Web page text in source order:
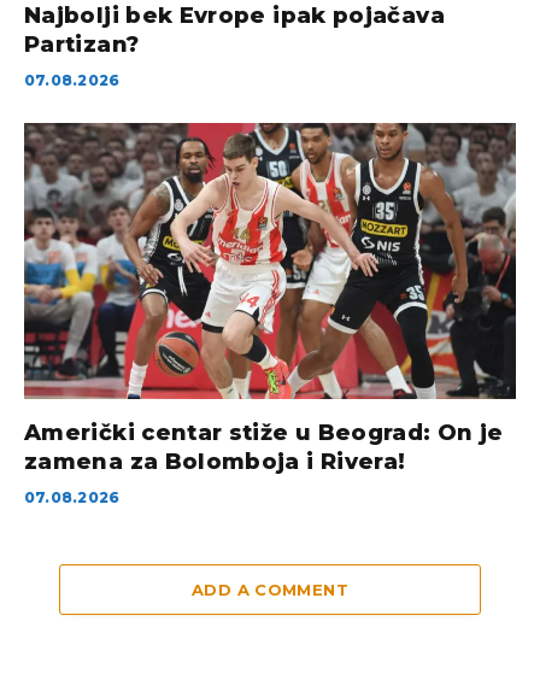
Najbolji bek Evrope ipak pojačava
Partizan?
07.08.2026
Američki centar stiže u Beograd: On je
zamena za Bolomboja i Rivera!
07.08.2026
ADD A COMMENT